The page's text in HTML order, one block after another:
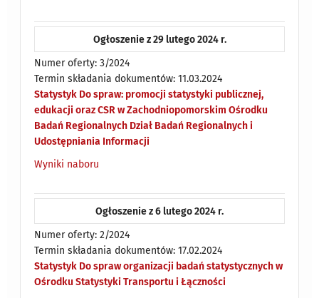
Ogłoszenie z 29 lutego 2024 r.
Numer oferty: 3/2024
Termin składania dokumentów: 11.03.2024
Statystyk Do spraw: promocji statystyki publicznej,
edukacji oraz CSR w Zachodniopomorskim Ośrodku
Badań Regionalnych Dział Badań Regionalnych i
Udostępniania Informacji
Wyniki naboru
Ogłoszenie z 6 lutego 2024 r.
Numer oferty: 2/2024
Termin składania dokumentów: 17.02.2024
Statystyk Do spraw organizacji badań statystycznych w
Ośrodku Statystyki Transportu i Łączności